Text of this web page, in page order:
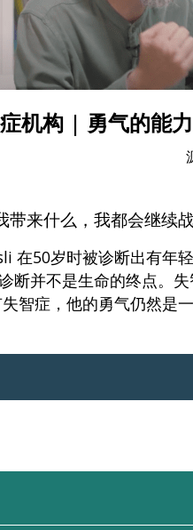
机构 | 勇气的能力
带来什么，我都会继续
在50岁时被诊断出有年
断并不是生命的终点。
症，他的勇气仍然是一